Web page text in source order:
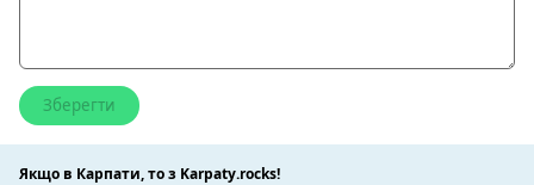
Якщо в Карпати, то з Karpaty.rocks!